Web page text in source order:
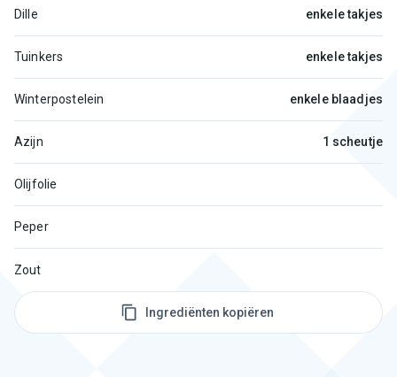
Dille enkele takjes
Tuinkers enkele takjes
Winterpostelein enkele blaadjes
Azijn 1 scheutje
Olijfolie
Peper
Zout
Ingrediënten kopiëren